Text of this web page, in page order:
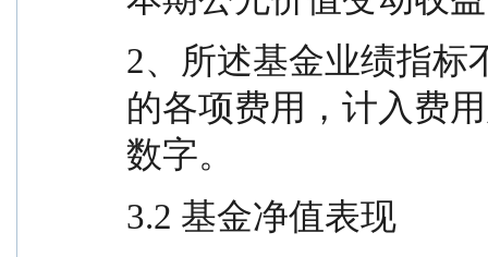
2、所述基金业绩指标
的各项费用，计入费
数字。
3.2 基金净值表现